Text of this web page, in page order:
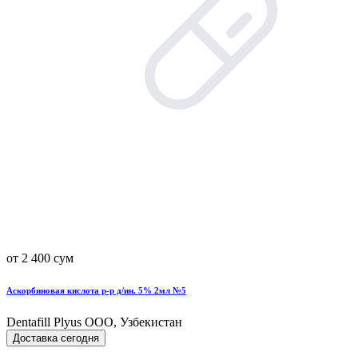
от 2 400 сум
Аскорбиновая кислота р-р д/ин. 5% 2мл №5
Dentafill Plyus OOO, Узбекистан
Доставка сегодня